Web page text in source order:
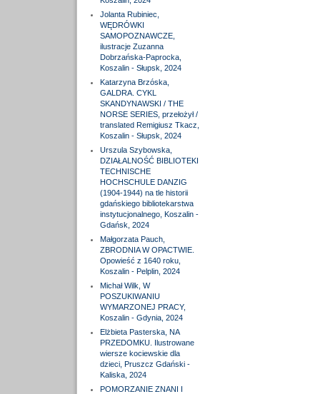
Jolanta Rubiniec,
WĘDRÓWKI
SAMOPOZNAWCZE,
ilustracje Zuzanna
Dobrzańska-Paprocka,
Koszalin - Słupsk, 2024
Katarzyna Brzóska,
GALDRA. CYKL
SKANDYNAWSKI / THE
NORSE SERIES, przełożył /
translated Remigiusz Tkacz,
Koszalin - Słupsk, 2024
Urszula Szybowska,
DZIAŁALNOŚĆ BIBLIOTEKI
TECHNISCHE
HOCHSCHULE DANZIG
(1904-1944) na tle historii
gdańskiego bibliotekarstwa
instytucjonalnego, Koszalin -
Gdańsk, 2024
Małgorzata Pauch,
ZBRODNIA W OPACTWIE.
Opowieść z 1640 roku,
Koszalin - Pelplin, 2024
Michał Wilk, W
POSZUKIWANIU
WYMARZONEJ PRACY,
Koszalin - Gdynia, 2024
Elżbieta Pasterska, NA
PRZEDOMKU. Ilustrowane
wiersze kociewskie dla
dzieci, Pruszcz Gdański -
Kaliska, 2024
POMORZANIE ZNANI I